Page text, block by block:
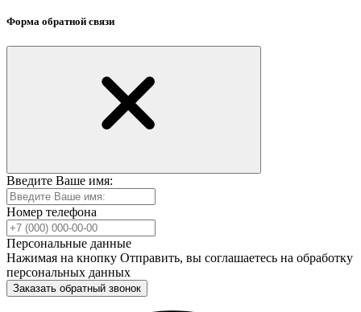
Форма обратной связи
Введите Ваше имя:
Номер телефона
Персональные данные
Нажимая на кнопку Отправить, вы соглашаетесь на обработку
персональных данных
Заказать обратный звонок